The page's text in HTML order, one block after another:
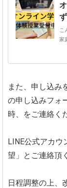
こ
家
また、申し込み
の申し込みフォ
時、をご連絡く
LINE公式アカウ
望」とご連絡頂
日程調整の上、